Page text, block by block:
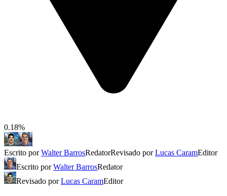
0.18%
Escrito porWalter BarrosRedatorRevisado porLucas CaramEditor
Escrito porWalter BarrosRedator
Revisado porLucas CaramEditor